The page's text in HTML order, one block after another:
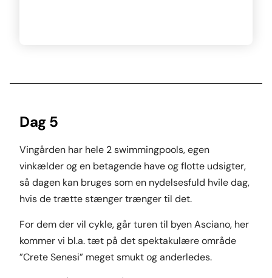
Dag 5
Vingården har hele 2 swimmingpools, egen
vinkælder og en betagende have og flotte udsigter,
så dagen kan bruges som en nydelsesfuld hvile dag,
hvis de trætte stænger trænger til det.
For dem der vil cykle, går turen til byen Asciano, her
kommer vi bl.a. tæt på det spektakulære område
”Crete Senesi” meget smukt og anderledes.